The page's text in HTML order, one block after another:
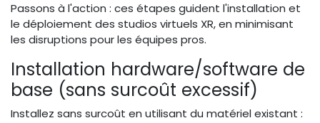
Passons à l'action : ces étapes guident l'installation et
le déploiement des studios virtuels XR, en minimisant
les disruptions pour les équipes pros.
Installation hardware/software de
base (sans surcoût excessif)
Installez sans surcoût en utilisant du matériel existant :